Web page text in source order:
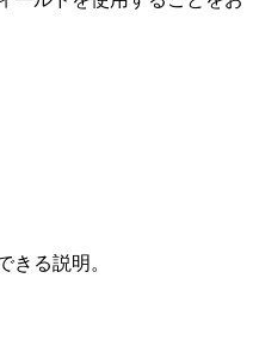
きる説明。